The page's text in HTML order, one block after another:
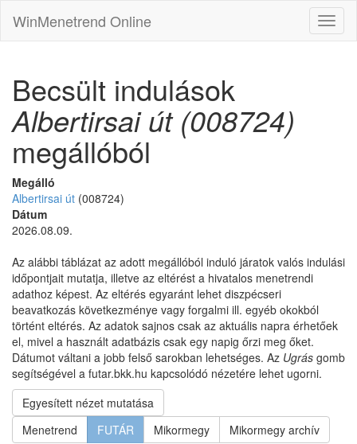
WinMenetrend Online
Becsült indulások
Albertirsai út (008724)
megállóból
Megálló
Albertirsai út (008724)
Dátum
2026.08.09.
Az alábbi táblázat az adott megállóból induló járatok valós indulási
időpontjait mutatja, illetve az eltérést a hivatalos menetrendi
adathoz képest. Az eltérés egyaránt lehet diszpécseri
beavatkozás következménye vagy forgalmi ill. egyéb okokból
történt eltérés. Az adatok sajnos csak az aktuális napra érhetőek
el, mivel a használt adatbázis csak egy napig őrzi meg őket.
Dátumot váltani a jobb felső sarokban lehetséges. Az Ugrás gomb
segítségével a futar.bkk.hu kapcsolódó nézetére lehet ugorni.
Egyesített nézet mutatása
Menetrend
FUTÁR Mikormegy Mikormegy archív